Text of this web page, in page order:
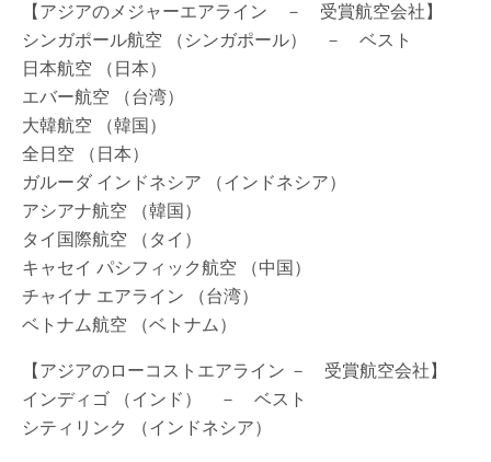
【アジアのメジャーエアライン － 受賞航空会社】
シンガポール航空 （シンガポール） － ベスト
日本航空 （日本）
エバー航空 （台湾）
大韓航空 （韓国）
全日空 （日本）
ガルーダ インドネシア （インドネシア）
アシアナ航空 （韓国）
タイ国際航空 （タイ）
キャセイ パシフィック航空 （中国）
チャイナ エアライン （台湾）
ベトナム航空 （ベトナム）
【アジアのローコストエアライン － 受賞航空会社】
インディゴ （インド） － ベスト
シティリンク （インドネシア）